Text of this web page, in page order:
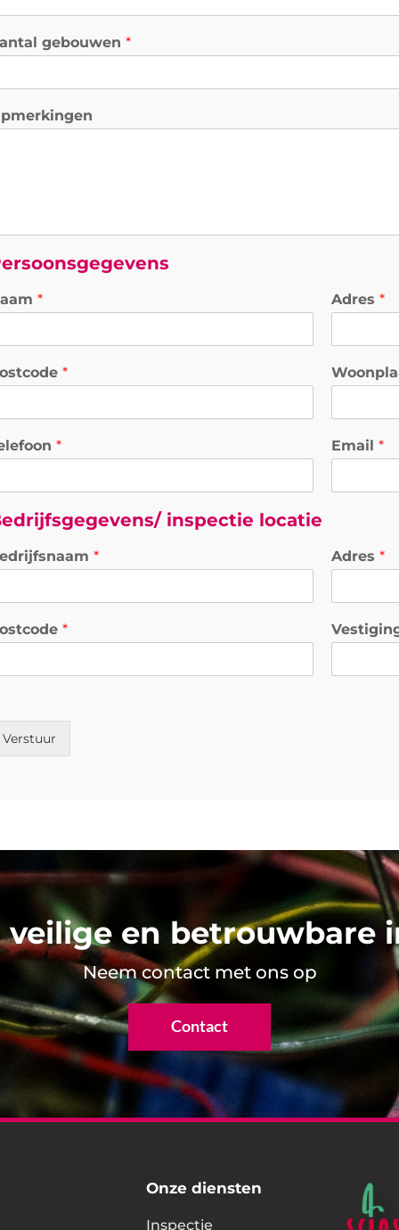
gebouwen*
* Adres*
*
* Email*
inspectie locatie
* Adres*
*
Verstuur
veilige en betrouwbare
Neem contact met ons op
Contact
Onze diensten
Inspectie